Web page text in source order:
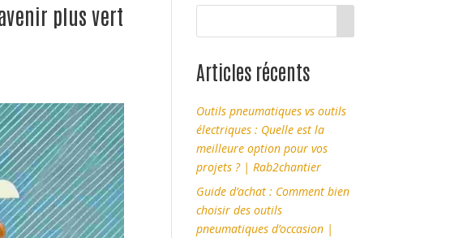
plus vert
Articles récents
Outils pneumatiques vs outils
électriques : Quelle est la
meilleure option pour vos
projets ? | Rab2chantier
Guide d’achat : Comment bien
choisir des outils
pneumatiques d’occasion |